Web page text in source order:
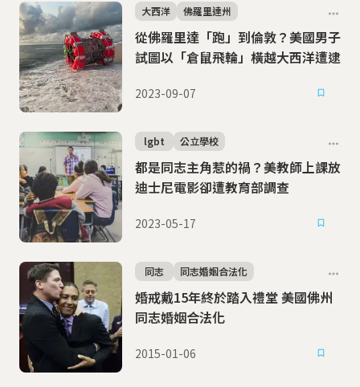
從佛羅里達「跑」到倫敦？美國男子
試圖以「倉鼠飛輪」橫越大西洋遭逮
大西洋 佛羅里達州
2023-09-07
都是同志主角惹的禍？美教師上課放
迪士尼電影卻遭教育部調查
lgbt 公立學校
2023-05-17
婚戒戴15年終於踏入禮堂 美國佛州
同志婚姻合法化
同志 同志婚姻合法化
2015-01-06